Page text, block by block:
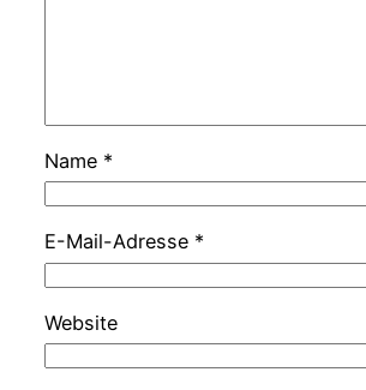
Name *
E-Mail-Adresse *
Website